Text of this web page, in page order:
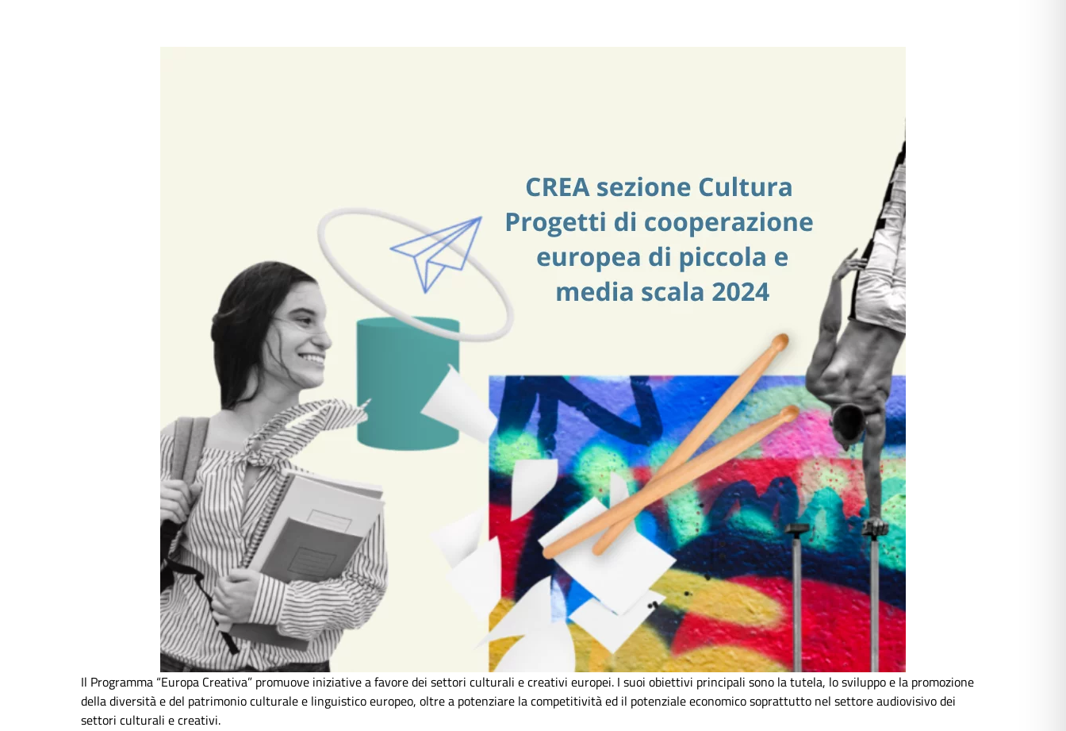
Il Programma “Europa Creativa” promuove iniziative a favore dei settori culturali e creativi europei. I suoi obiettivi principali sono la tutela, lo sviluppo e la promozione
della diversità e del patrimonio culturale e linguistico europeo, oltre a potenziare la competitività ed il potenziale economico soprattutto nel settore audiovisivo dei
settori culturali e creativi.